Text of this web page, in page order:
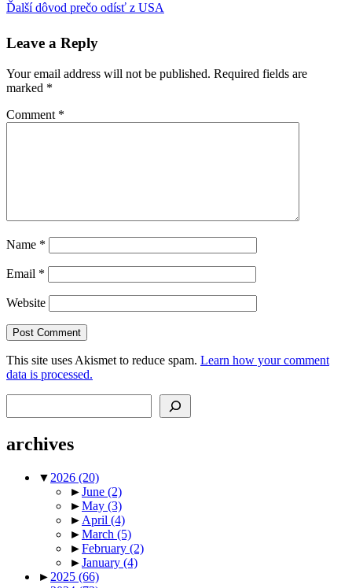
navigation
Post:
Next
Ďalší­ dôvod prečo odí­sť z USA
Leave a Reply
Your email address will not be published. Required fields are
marked *
Comment *
Name *
Email *
Website
This site uses Akismet to reduce spam. Learn how your comment
data is processed.
archives
▼ 2026 (20)
►June (2)
►May (3)
► April (4)
►March (5)
►February (2)
►January (4)
► 2025 (66)